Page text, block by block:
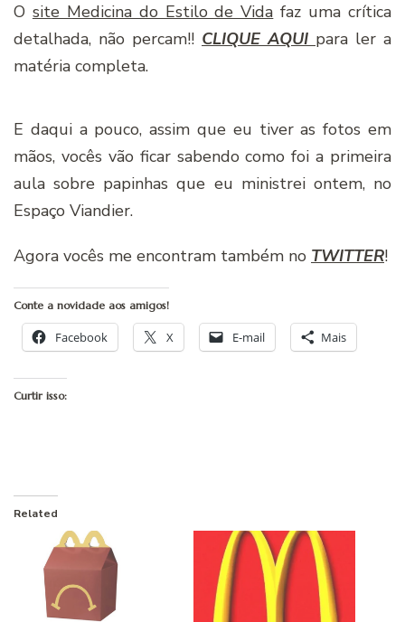
O site Medicina do Estilo de Vida faz uma crítica
detalhada, não percam!! CLIQUE AQUI para ler a
matéria completa.
E daqui a pouco, assim que eu tiver as fotos em
mãos, vocês vão ficar sabendo como foi a primeira
aula sobre papinhas que eu ministrei ontem, no
Espaço Viandier.
Agora vocês me encontram também no TWITTER!
Conte a novidade aos amigos!
Facebook X E-mail Mais
Curtir isso:
Related